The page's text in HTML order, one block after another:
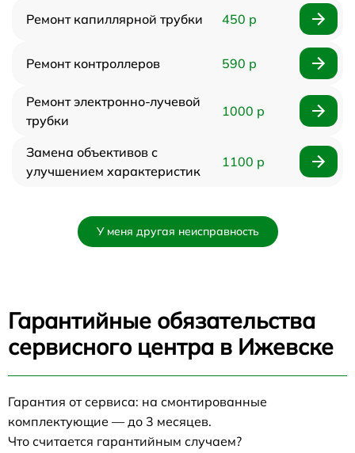
Ремонт капиллярной трубки 450 р
Ремонт контроллеров 590 р
Ремонт электронно-лучевой
трубки
1000 р
Замена объективов с
улучшением характеристик
1100 р
У меня другая неисправность
Гарантийные обязательства
сервисного центра в Ижевске
Гарантия от сервиса: на смонтированные
комплектующие — до 3 месяцев.
Что считается гарантийным случаем?